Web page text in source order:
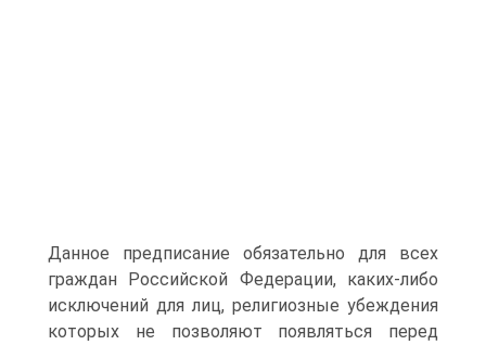
Данное предписание обязательно для всех
граждан Российской Федерации, каких-либо
исключений для лиц, религиозные убеждения
которых не позволяют появляться перед